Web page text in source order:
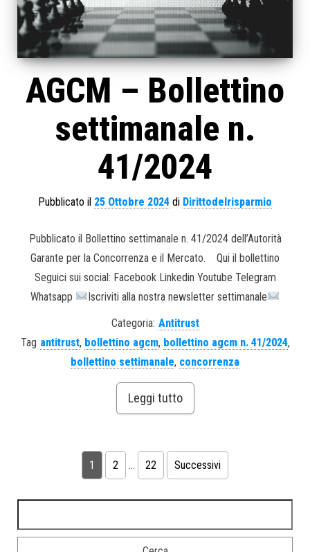
AGCM – Bollettino
settimanale n.
41/2024
Pubblicato il 25 Ottobre 2024 di Dirittodelrisparmio
Pubblicato il Bollettino settimanale n. 41/2024 dell’Autorità
Garante per la Concorrenza e il Mercato. Qui il bollettino
Seguici sui social: Facebook Linkedin Youtube Telegram
Whatsapp
Iscriviti alla nostra newsletter settimanale
Categoria: Antitrust
Tag antitrust, bollettino agcm, bollettino agcm n. 41/2024,
bollettino settimanale, concorrenza
Leggi tutto
1 2 … 22 Successivi